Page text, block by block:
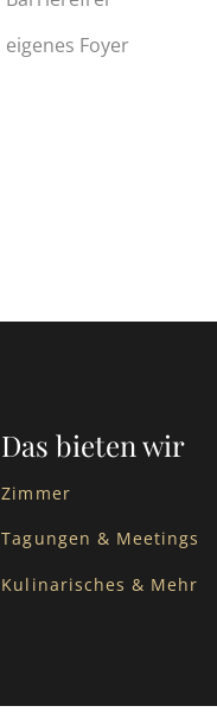
eigenes Foyer
Das bieten wir
Zimmer
Tagungen & Meetings
Kulinarisches & Mehr